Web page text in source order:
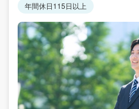
年間休日115日以上